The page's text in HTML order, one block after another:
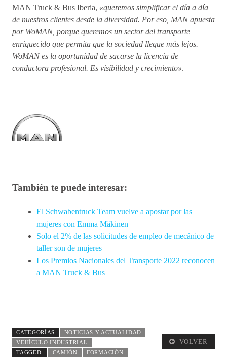
MAN Truck & Bus Iberia, «queremos simplificar el día a día
de nuestros clientes desde la diversidad. Por eso, MAN apuesta
por WoMAN, porque queremos un sector del transporte
enriquecido que permita que la sociedad llegue más lejos.
WoMAN es la oportunidad de sacarse la licencia de
conductora profesional. Es visibilidad y crecimiento».
También te puede interesar:
El Schwabentruck Team vuelve a apostar por las
mujeres con Emma Mäkinen
Solo el 2% de las solicitudes de empleo de mecánico de
taller son de mujeres
Los Premios Nacionales del Transporte 2022 reconocen
a MAN Truck & Bus
CATEGORÍAS
NOTICIAS Y ACTUALIDAD
VEHÍCULO INDUSTRIAL
VOLVER
TAGGED: CAMIÓN FORMACIÓN